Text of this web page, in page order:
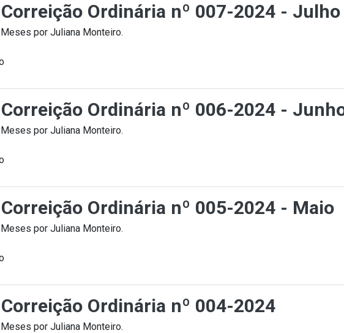
Ordinária nº 007-2024 - Julho
por Juliana Monteiro.
Ordinária nº 006-2024 -
por Juliana Monteiro.
Ordinária nº 005-2024 - Maio
por Juliana Monteiro.
Ordinária nº 004-2024
por Juliana Monteiro.